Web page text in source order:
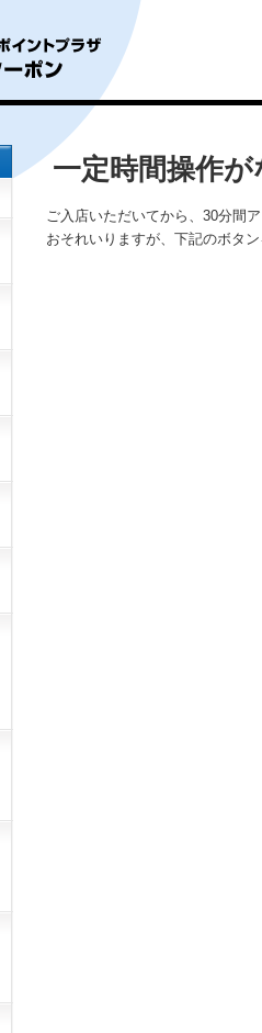
一定時間操作
ご入店いただいてから、30分間
おそれいりますが、下記のボタ